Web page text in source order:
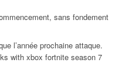
sans fondement
l’année prochaine attaque.
with xbox fortnite season 7